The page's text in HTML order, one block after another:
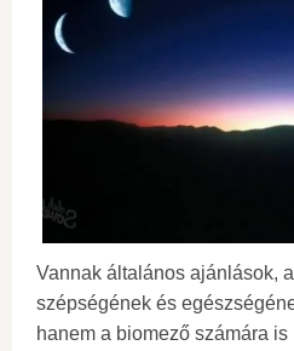
Vannak általános ajánlások,
szépségének és
hanem a biomező számára